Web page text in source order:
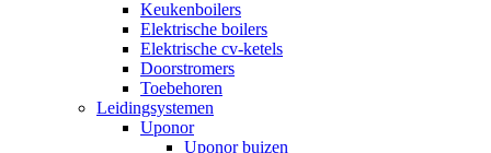
Keukenboilers
Elektrische boilers
Elektrische cv-ketels
Doorstromers
Toebehoren
Leidingsystemen
Uponor
Uponor buizen